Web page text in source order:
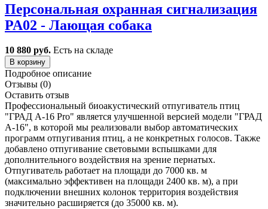
Персональная охранная сигнализация
PA02 - Лающая собака
10 880 руб. Есть на складе
В корзину
Подробное описание
Отзывы (0)
Оставить отзыв
Профессиональный биоакустический отпугиватель птиц
"ГРАД А-16 Pro" является улучшенной версией модели "ГРАД
А-16", в которой мы реализовали выбор автоматических
программ отпугивания птиц, а не конкретных голосов. Также
добавлено отпугивание световыми вспышками для
дополнительного воздействия на зрение пернатых.
Отпугиватель работает на площади до 7000 кв. м
(максимально эффективен на площади 2400 кв. м), а при
подключении внешних колонок территория воздействия
значительно расширяется (до 35000 кв. м).